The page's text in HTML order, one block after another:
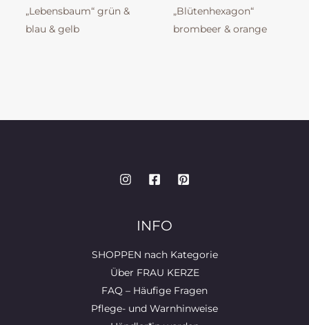
„Lebensbaum“ grün &
blau & gelb
„Blütenhexagon“
brombeer & orange
INFO
SHOPPEN nach Kategorie
Über FRAU KERZE
FAQ – Häufige Fragen
Pflege- und Warnhinweise